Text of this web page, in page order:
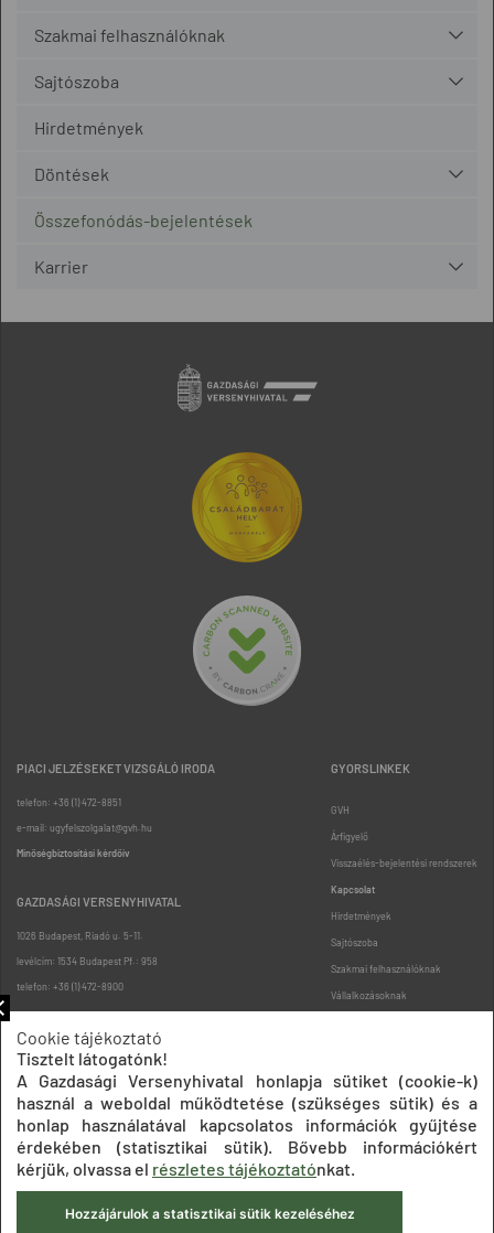
Szakmai felhasználóknak
Sajtószoba
Hirdetmények
Döntések
Összefonódás-bejelentések
Karrier
PIACI JELZÉSEKET VIZSGÁLÓ IRODA
telefon: +36 (1) 472-8851
e-mail: ugyfelszolgalat@gvh.hu
Minőségbiztosítási kérdőív
GAZDASÁGI VERSENYHIVATAL
1026 Budapest, Riadó u. 5-11.
levélcím: 1534 Budapest Pf.: 958
telefon: +36 (1) 472-8900
GYORSLINKEK
GVH
Árfigyelő
Visszaélés-bejelentési rendszerek
Kapcsolat
Hirdetmények
Sajtószoba
Szakmai felhasználóknak
Vállalkozásoknak
Oldaltérkép
Impresszum Adatkezelési tájékoztatók
Akadálymentesítési nyilatkozat
Cookie tájékoztató
Tisztelt látogatónk!
A Gazdasági Versenyhivatal honlapja sütiket (cookie-k)
használ a weboldal működtetése (szükséges sütik) és a
honlap használatával kapcsolatos információk gyűjtése
érdekében (statisztikai sütik). Bővebb információkért
kérjük, olvassa el részletes tájékoztatónkat.
Hozzájárulok a statisztikai sütik kezeléséhez